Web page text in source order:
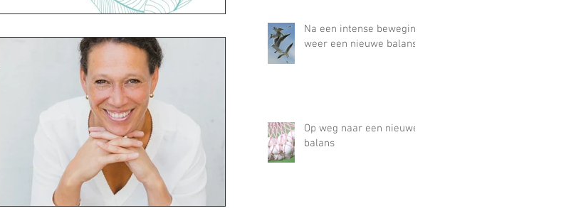
Na een intense beweging
weer een nieuwe balans
Op weg naar een nieuwe
balans